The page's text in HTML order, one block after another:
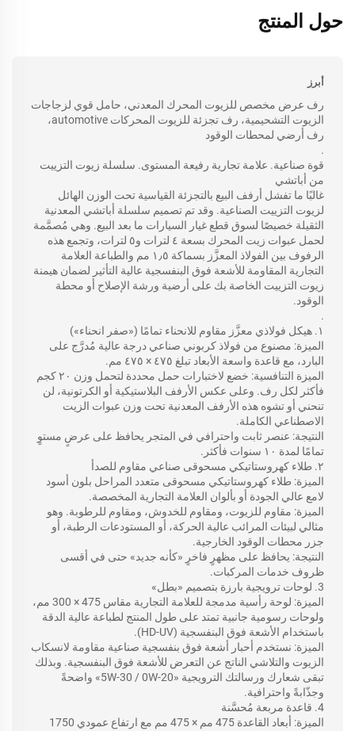
حول المنتج
أبرز
رف عرض مخصص للزيوت المحرك المعدني، حامل قوي لزجاجات
الزيوت التشحيمية، رف تجزئة للزيوت المحركات automotive،
رف أرضي لمحطات الوقود
.
قوة صناعية. علامة تجارية رفيعة المستوى. سلسلة زيوت التزييت
من أباتشي
غالبًا ما تفشل أرفف البيع بالتجزئة القياسية تحت الوزن الهائل
لزيوت التزييت الصناعية. وقد تم تصميم سلسلة أباتشي المعدنية
الثقيلة خصيصًا لسوق قطع غيار السيارات ما بعد البيع. وهي مُصمَّمة
لحمل عبوات زيت المحرك بسعة ٤ لترات و٥ لترات، وتجمع هذه
الرفوف بين الفولاذ المعزَّز بسماكة ١٫٥ مم والطباعة العلامة
التجارية المقاومة للأشعة فوق البنفسجية عالية التأثير لضمان هيمنة
زيوت التزييت الخاصة بك على أرضية ورشة الإصلاح أو محطة
الوقود.
.
١. هيكل فولاذي معزَّز مقاوم للانحناء تمامًا («صفر انحناء»)
الميزة: مصنوع من فولاذ كربوني صناعي درجة عالية مُدرَّج على
البارد، مع قاعدة واسعة الأبعاد تبلغ ٤٧٥ × ٤٧٥ مم.
الميزة التنافسية: خضع لاختبارات حمل محددة لتحمل وزن ٢٠ كجم
فأكثر لكل رف. وعلى عكس الأرفف البلاستيكية أو الكرتونية، لن
تنحني أو تشوه هذه الأرفف المعدنية تحت وزن عبوات الزيت
الاصطناعي الكاملة.
النتيجة: عنصر ثابت واحترافي في المتجر يحافظ على عرضٍ مستوٍ
تمامًا لمدة ١٠ سنوات فأكثر.
٢. طلاء كهروستاتيكي مسحوقى صناعي مقاوم للصدأ
الميزة: طلاء كهروستاتيكي مسحوقى متعدد المراحل بلون أسود
لامع عالي الجودة أو بألوان العلامة التجارية المخصصة.
الميزة: مقاوم للزيوت، ومقاوم للخدوش، ومقاوم للرطوبة. وهو
مثالي لبيئات المرائب عالية الحركة، أو المستودعات الرطبة، أو
جزر محطات الوقود الخارجية.
النتيجة: يحافظ على مظهرٍ فاخرٍ «كأنه جديد» حتى في أقسى
ظروف خدمات المركبات.
3. لوحات ترويجية بارزة بتصميم «بطل»
الميزة: لوحة رأسية مدمجة للعلامة التجارية مقاس 475 × 300 مم،
ولوحات رسومية جانبية تمتد على طول المنتج لطباعة عالية الدقة
باستخدام الأشعة فوق البنفسجية (HD-UV).
الميزة: نستخدم أحبار أشعة فوق بنفسجية صناعية مقاومة لانسكاب
الزيوت والتلاشي الناتج عن التعرض للأشعة فوق البنفسجية. وبذلك
تبقى شعارك ورسالتك الترويجية «5W-30 / 0W-20» واضحةً
وجذّابةً واحترافية.
4. قاعدة مربعة مُحسَّنة
الميزة: أبعاد القاعدة 475 مم × 475 مم مع ارتفاع عمودي 1750